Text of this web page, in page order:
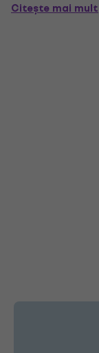
Citește mai mult